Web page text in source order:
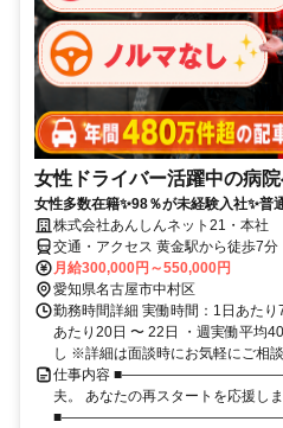
女性ドライバー活躍中の病
女性多数在籍✨98％が未経験入社✨普
株式会社あんしんネット21・本社
交通・アクセス 黄金駅から徒歩7分
月給300,000円～550,000円
愛知県名古屋市中村区
勤務時間詳細 実働時間：1日あた
あたり20日 〜 22日 ・週実働平均
し ※詳細は面談時にお気軽にご相
仕事内容
夫。 あなたの再スタートを応援しま
■――――――――――――――――■ 「